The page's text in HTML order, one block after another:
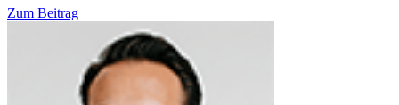
Zum Beitrag